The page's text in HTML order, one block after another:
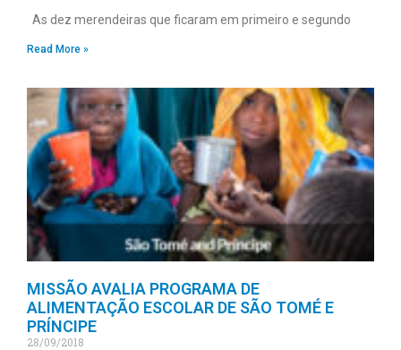
As dez merendeiras que ficaram em primeiro e segundo
Read More »
MISSÃO AVALIA PROGRAMA DE
ALIMENTAÇÃO ESCOLAR DE SÃO TOMÉ E
PRÍNCIPE
28/09/2018